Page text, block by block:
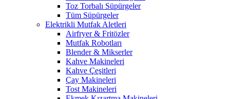
Toz Torbalı Süpürgeler
Tüm Süpürgeler
Elektrikli Mutfak Aletleri
Airfryer & Fritözler
Mutfak Robotları
Blender & Mikserler
Kahve Makineleri
Kahve Çeşitleri
Çay Makineleri
Tost Makineleri